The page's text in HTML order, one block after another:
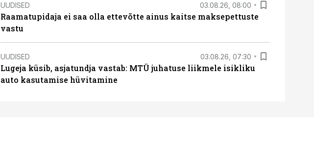
UUDISED 03.08.26, 08:00
Raamatupidaja ei saa olla ettevõtte ainus kaitse maksepettuste
vastu
UUDISED 03.08.26, 07:30
Lugeja küsib, asjatundja vastab: MTÜ juhatuse liikmele isikliku
auto kasutamise hüvitamine